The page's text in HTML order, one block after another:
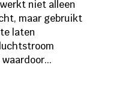
niet alleen
maar gebruikt
laten